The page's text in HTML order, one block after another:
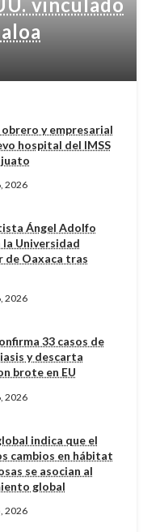
y empresarial
hospital del IMSS
2026
Ángel Adolfo
la Universidad
de Oaxaca tras
2026
33 casos de
y descarta
brote en EU
2026
indica que el
cambios en hábitat
se asocian al
global
2026